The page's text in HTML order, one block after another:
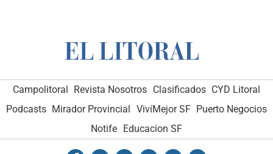
Campolitoral Revista Nosotros Clasificados CYD Litoral
Podcasts Mirador Provincial VivíMejor SF Puerto Negocios
Notife Educacion SF